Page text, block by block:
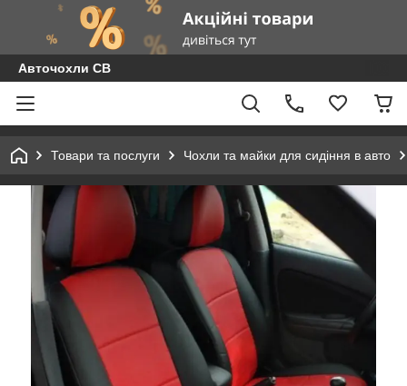
Авточохли СВ
Товари та послуги Чохли та майки для сидіння в авто